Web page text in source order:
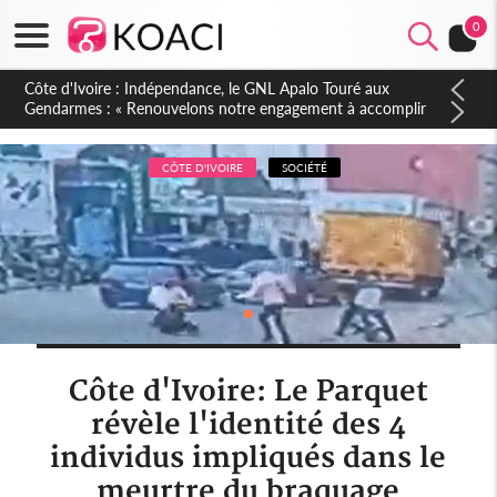
0
Sierra Leone : Un projet de réforme constitutionnelle en
gestation, points clés des amendements, un exclu d'avance
CÔTE D'IVOIRE SOCIÉTÉ
Côte d'Ivoire: Le Parquet
révèle l'identité des 4
individus impliqués dans le